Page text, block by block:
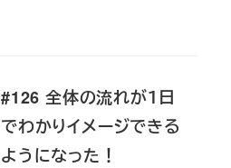
#126 全体の流れが１日
でわかりイメージできる
ようになった！